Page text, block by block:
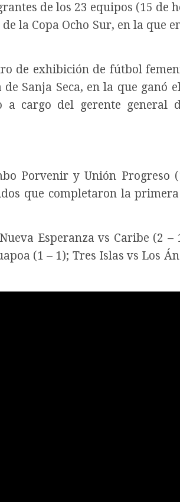
de los 23 equipos (15 de
la Copa Ocho Sur, en la que
de exhibición de fútbol
Sanja Seca, en la que ganó
cargo del gerente general
Porvenir y Unión Progreso
que completaron la
Esperanza vs Caribe (2 –
(1 – 1); Tres Islas vs Los